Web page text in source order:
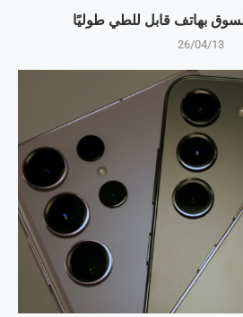
بهاتف قابل للطي طوليًا
26/04/13